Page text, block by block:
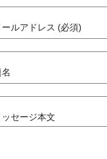
ールアドレス (必須)
ッセージ本文